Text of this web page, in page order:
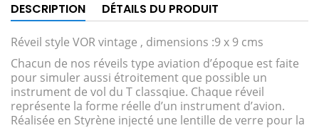
DESCRIPTION DÉTAILS DU PRODUIT
Réveil style VOR vintage , dimensions :9 x 9 cms
Chacun de nos réveils type aviation d’époque est faite
pour simuler aussi étroitement que possible un
instrument de vol du T classqiue. Chaque réveil
représente la forme réelle d’un instrument d’avion.
Réalisée en Styrène injecté une lentille de verre pour la